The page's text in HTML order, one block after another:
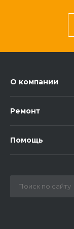
О компании
Ремонт
Помощь